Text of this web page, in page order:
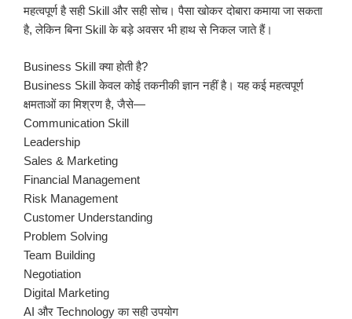
महत्वपूर्ण है सही Skill और सही सोच। पैसा खोकर दोबारा कमाया जा सकता
है, लेकिन बिना Skill के बड़े अवसर भी हाथ से निकल जाते हैं।
Business Skill क्या होती है?
Business Skill केवल कोई तकनीकी ज्ञान नहीं है। यह कई महत्वपूर्ण
क्षमताओं का मिश्रण है, जैसे—
Communication Skill
Leadership
Sales & Marketing
Financial Management
Risk Management
Customer Understanding
Problem Solving
Team Building
Negotiation
Digital Marketing
AI और Technology का सही उपयोग